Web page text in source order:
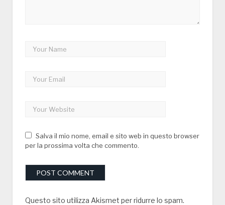
Salva il mio nome, email e sito web in questo browser
per la prossima volta che commento.
Questo sito utilizza Akismet per ridurre lo spam.